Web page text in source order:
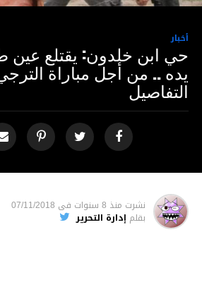
أخبار
حي ابن خلدون: يقتلع عين
يده .. من أجل مباراة
التفاصيل
نشرت منذ 8 سنوات فى 07/11/2018
بقلم إدارة التحرير